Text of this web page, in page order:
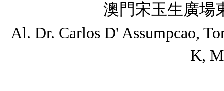
澳門宋玉生廣場
Al. Dr. Carlos D' Assumpcao,
K,